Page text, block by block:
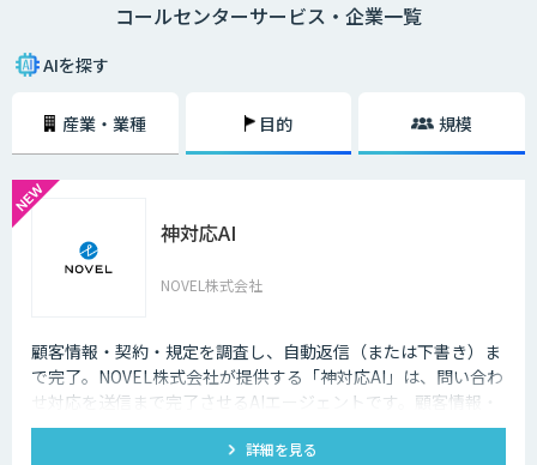
大きな理由の一つです。顧客の時間の都合に合わせて問い合わせができる
ようになることで、カスタマーサポートが向上します。その結果顧客が知
た、AIによる自然なコミュニケーションを図ることで、顧客との関係性を
AI・人工知能では対応できないような複雑な質問や、利用者の意図する回
答ができなかった場合は、オペレーターによる有人チャットで継続対応を
可能にする機能も重要です。専門スキルを持ったオペレーターがチャット
による対応を行うとともに、その中で得られたナレッジを蓄積していくこ
とで、運用開始後の回答精度の維持と向上につながります。AIと専門家と
の連携が、自動回答率を高めるサイクルを回します。また、蓄積されたナ
対する回答候補をオペレーターに提示するサービスにも活用することが可
能です。回答内容の候補や関連する資料を瞬時に画面に表示できるように
なった結果、回答にかかる時間の短縮でき、顧客からの電話のつながりや
すさが改善されるのです。
コールセンターサービス・企業一覧
AIを探す
産業・業種 目的 規模
神対応AI
NOVEL株式会社
顧客情報・契約・規定を調査し、自動返信（または下書き）ま
で完了。NOVEL株式会社が提供する「神対応AI」は、問い合わ
せ対応を送信まで完了させるAIエージェントです。顧客情報・
契約・規定を突き合わせて回答を数十秒で作成し、自動送信か
下書き止めかを選べます。
詳細を見る